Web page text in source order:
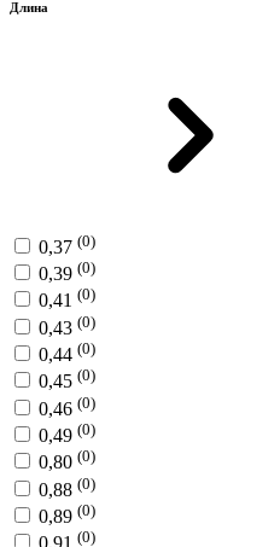
Длина
0,37 (0)
0,39 (0)
0,41 (0)
0,43 (0)
0,44 (0)
0,45 (0)
0,46 (0)
0,49 (0)
0,80 (0)
0,88 (0)
0,89 (0)
(0)